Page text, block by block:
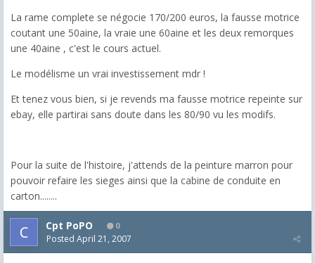
La rame complete se négocie 170/200 euros, la fausse motrice
coutant une 50aine, la vraie une 60aine et les deux remorques
une 40aine , c'est le cours actuel.
Le modélisme un vrai investissement mdr !
Et tenez vous bien, si je revends ma fausse motrice repeinte sur
ebay, elle partirai sans doute dans les 80/90 vu les modifs.
Pour la suite de l'histoire, j'attends de la peinture marron pour
pouvoir refaire les sieges ainsi que la cabine de conduite en
carton........
Cpt PoPO 0
Posted April 21, 2007